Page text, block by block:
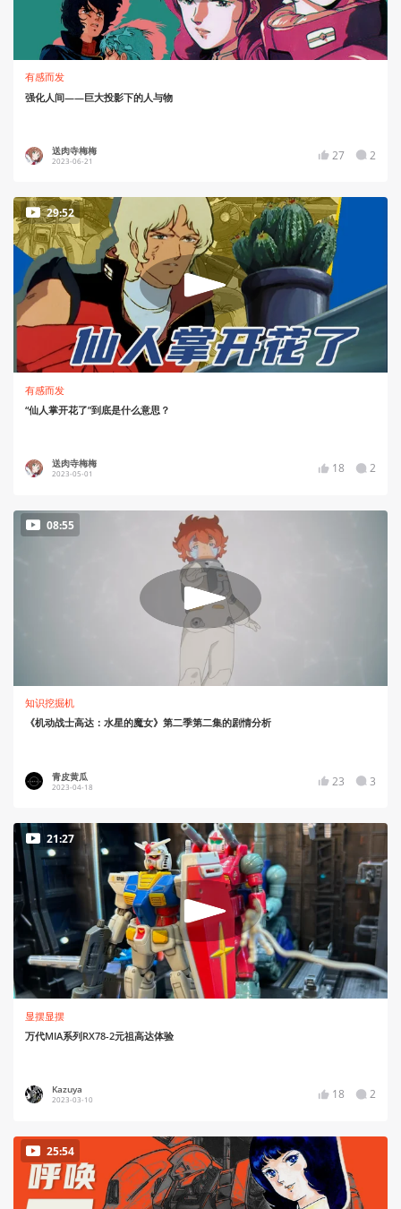
有感而发
强化人间——巨大投影下的人与物
送肉寺梅梅
2023-06-21 27 2
29:52
有感而发
“仙人掌开花了”到底是什么意思？
送肉寺梅梅
2023-05-01 18 2
08:55
知识挖掘机
《机动战士高达：水星的魔女》第二季第二集的剧情分析
青皮黄瓜
2023-04-18 23 3
21:27
显摆显摆
万代MIA系列RX78-2元祖高达体验
Kazuya
2023-03-10 18 2
25:54